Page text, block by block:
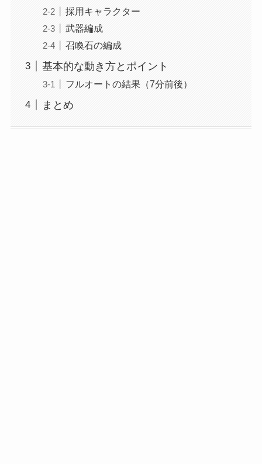
採用キャラクター
武器編成
召喚石の編成
基本的な動き方とポイント
フルオートの結果（7分前後）
まとめ